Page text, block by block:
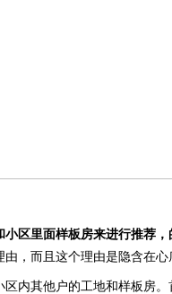
区里面样板房来进行推荐
，而且这个理由是隐含在
内其他户的工地和样板房